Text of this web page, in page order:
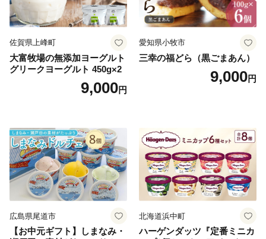
佐賀県上峰町
大富牧場の無添加ヨーグルト
グリークヨーグルト 450g×2
9,000円
愛知県小牧市
三幸の福どら（黒ごまあん）
9,000円
広島県尾道市
【お中元ギフト】しまなみ・
北海道浜中町
ハーゲンダッツ『定番ミニカ